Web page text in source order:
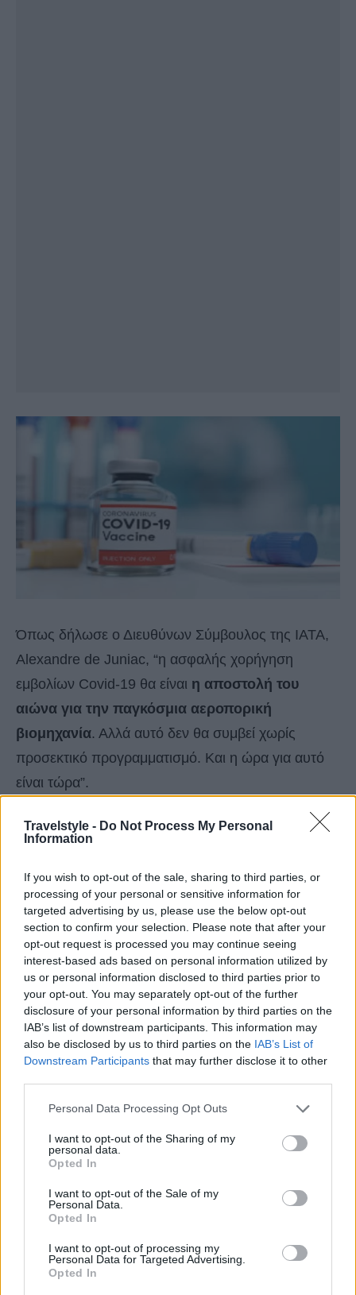
Travelstyle - Do Not Process My Personal
Information
If you wish to opt-out of the sale, sharing to third parties, or
processing of your personal or sensitive information for
targeted advertising by us, please use the below opt-out
section to confirm your selection. Please note that after your
opt-out request is processed you may continue seeing
interest-based ads based on personal information utilized by
us or personal information disclosed to third parties prior to
your opt-out. You may separately opt-out of the further
disclosure of your personal information by third parties on the
IAB’s list of downstream participants. This information may
also be disclosed by us to third parties on the IAB’s List of
Downstream Participants that may further disclose it to other
Please note that this website/app uses one or more Google
not limited to your visit or usage behaviour. You may click to
grant or deny consent to Google and its third-party tags to
use your data for below specified purposes in below Google
consent section.
Personal Data Processing Opt Outs
I want to opt-out of the Sharing of my
personal data.
Opted In
I want to opt-out of the Sale of my
Personal Data.
Opted In
I want to opt-out of processing my
Personal Data for Targeted Advertising.
Opted In
Όπως δήλωσε ο Διευθύνων Σύμβουλος της ΙΑΤΑ,
Alexandre de Juniac, “η ασφαλής χορήγηση
εμβολίων Covid-19 θα είναι η αποστολή του
αιώνα για την παγκόσμια αεροπορική
βιομηχανία. Αλλά αυτό δεν θα συμβεί χωρίς
προσεκτικό προγραμματισμό. Και η ώρα για αυτό
είναι τώρα”.